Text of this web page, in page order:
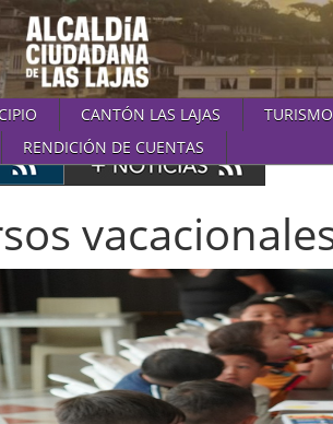
CANTÓN LAS LAJAS
TURISMO
RENDICIÓN DE CUENTAS